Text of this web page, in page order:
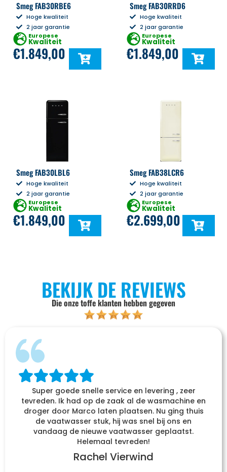
Smeg FAB30RBE6
Hoge kwaliteit
2 jaar garantie
Europese
Kwaliteit
€1.849,00
Smeg FAB30RRD6
Hoge kwaliteit
2 jaar garantie
Europese
Kwaliteit
€1.849,00
Smeg FAB30LBL6
Hoge kwaliteit
2 jaar garantie
Europese
Kwaliteit
€1.849,00
Smeg FAB38LCR6
Hoge kwaliteit
2 jaar garantie
Europese
Kwaliteit
€2.699,00
BEKIJK DE REVIEWS
Die onze toffe klanten hebben gegeven
Super goede snelle service en levering , zeer
tevreden. Ik had op de zaak al de wasmachine en
droger door Marco laten plaatsen. Nu ging thuis
de vaatwasser stuk, hij was snel bij ons en
vandaag de nieuwe vaatwasser geplaatst.
Helemaal tevreden!
Rachel Vierwind